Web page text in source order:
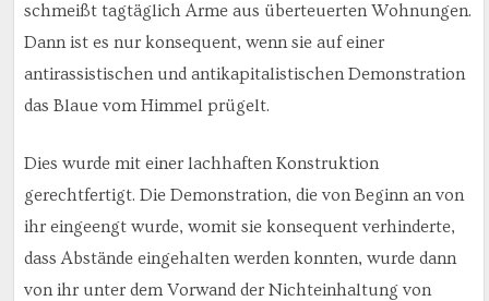
schmeißt tagtäglich Arme aus überteuerten Wohnungen.
Dann ist es nur konsequent, wenn sie auf einer
antirassistischen und antikapitalistischen Demonstration
das Blaue vom Himmel prügelt.
Dies wurde mit einer lachhaften Konstruktion
gerechtfertigt. Die Demonstration, die von Beginn an von
ihr eingeengt wurde, womit sie konsequent verhinderte,
dass Abstände eingehalten werden konnten, wurde dann
von ihr unter dem Vorwand der Nichteinhaltung von